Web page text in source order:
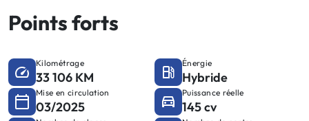
Points forts
Kilométrage
33 106 KM
Énergie
Hybride
Mise en circulation
03/2025
Puissance réelle
145 cv